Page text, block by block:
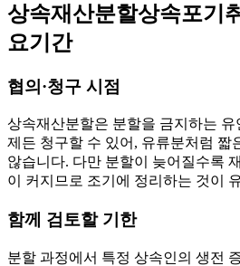
상속재산분할상속포기
요기간
협의·청구 시점
상속재산분할은 분할을 금지하는 유
제든 청구할 수 있어, 유류분처럼 짧
않습니다. 다만 분할이 늦어질수록
이 커지므로 조기에 정리하는 것이
함께 검토할 기한
분할 과정에서 특정 상속인의 생전